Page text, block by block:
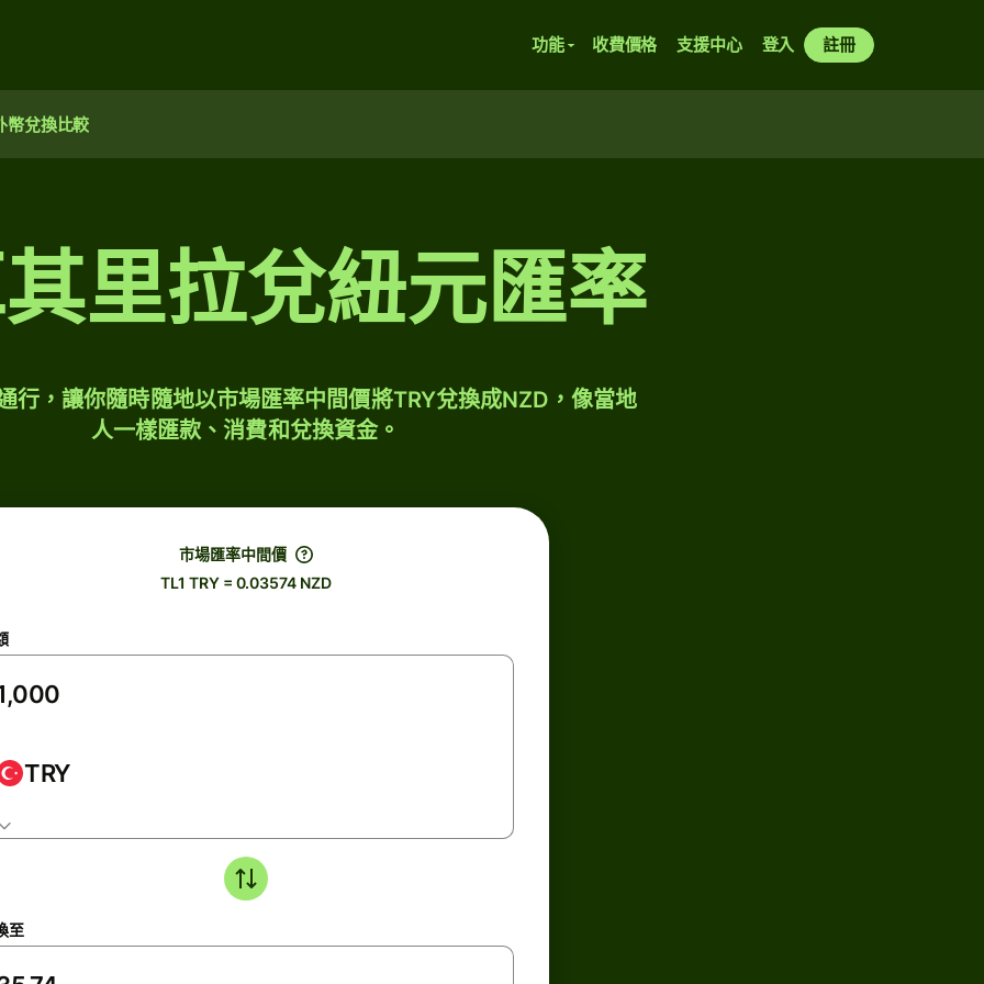
功能 收費價格 支援中心 登入 註冊
幣兌換比較
里拉兌紐元匯率
行，讓你隨時隨地以市場匯率中間價將TRY兌換成NZD，像當地
人一樣匯款、消費和兌換資金。
市場匯率中間價
TL1 TRY = 0.03574 NZD
TRY
至